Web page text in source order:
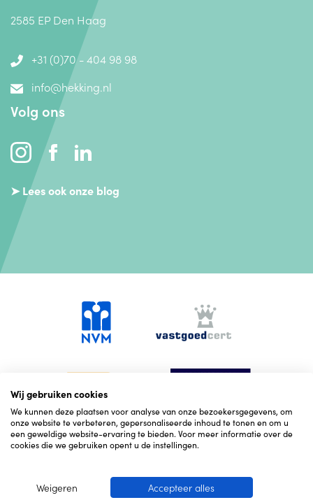
2585 EP Den Haag
+31 (0)70 - 404 98 98
info@hekking.nl
Volg ons
➤ Lees ook onze blog
Wij gebruiken cookies
We kunnen deze plaatsen voor analyse van onze bezoekersgegevens, om
onze website te verbeteren, gepersonaliseerde inhoud te tonen en om u
een geweldige website-ervaring te bieden. Voor meer informatie over de
cookies die we gebruiken opent u de instellingen.
Weigeren Accepteer alles